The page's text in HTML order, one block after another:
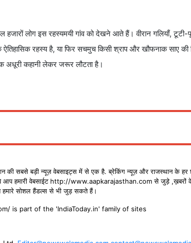
लोग इस रहस्यमयी गांव को देखने आते हैं। वीरान गलियाँ, टूटी-
रहस्य है, या फिर सचमुच किसी श्राप और खौफनाक साए की
अधूरी कहानी लेकर जरूर लौटता है।
की सबसे बड़ी न्यूज़ वेबसाइट्स में से एक है. ब्रेकिंग न्यूज़ और राजस्थान के हर
आप हमारी वेबसाईट http://www.aapkarajasthan.com से जुड़े
सोशल हैंडल्स से भी जुड़ सकते हैं।
is part of the 'IndiaToday.in' family of sites